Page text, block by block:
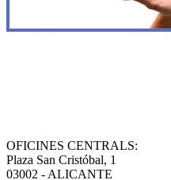
OFICINES CENTRALS:
Plaza San Cristóbal, 1
03002 - ALICANTE